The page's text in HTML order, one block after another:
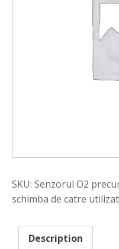
SKU: Senzorul O2
schimba de catre
Description